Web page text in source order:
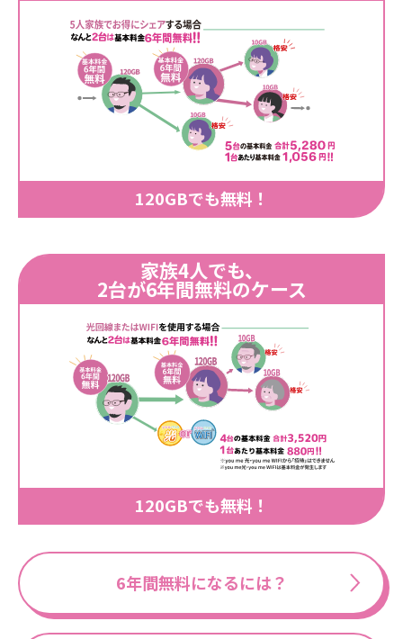
120GBでも無料！
家族4人でも、
2台が6年間無料のケース
120GBでも無料！
6年間無料になるには？